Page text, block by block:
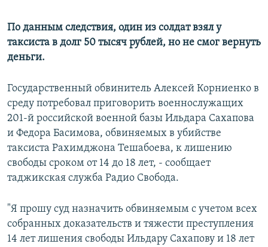
По данным следствия, один из солдат взял у
таксиста в долг 50 тысяч рублей, но не смог вернуть
деньги.
Государственный обвинитель Алексей Корниенко в
среду потребовал приговорить военнослужащих
201-й российской военной базы Ильдара Сахапова
и Федора Басимова, обвиняемых в убийстве
таксиста Рахимджона Тешабоева, к лишению
свободы сроком от 14 до 18 лет, - сообщает
таджикская служба Радио Свобода.
"Я прошу суд назначить обвиняемым с учетом всех
собранных доказательств и тяжести преступления
14 лет лишения свободы Ильдару Сахапову и 18 лет